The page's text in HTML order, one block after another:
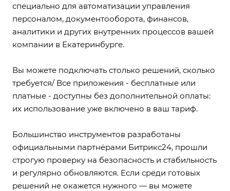
специально для автоматизации управления
персоналом, документооборота, финансов,
аналитики и других внутренних процессов вашей
компании в Екатеринбурге.
Вы можете подключать столько решений, сколько
требуется/ Все приложения - бесплатные или
платные - доступны без дополнительной оплаты:
их использование уже включено в ваш тариф.
Большинство инструментов разработаны
официальными партнёрами Битрикс24, прошли
строгую проверку на безопасность и стабильность
и регулярно обновляются. Если среди готовых
решений не окажется нужного — вы можете